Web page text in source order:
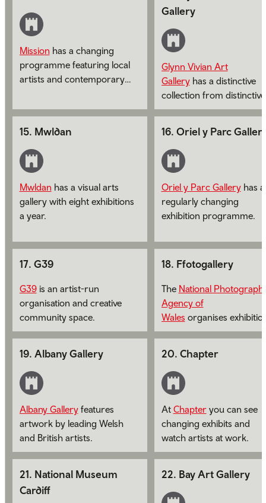
Mission has a changing
programme featuring local
artists and contemporary
Gallery
Glynn Vivian Art
Galleryhas a distinctive
collection from distinctive
collection formed over
from today's artists.
15. Mwldan
Mwldan has a visual arts
gallery with eight exhibitions
a year.
16. Oriel y Parc
Oriel y Parc Galleryhas a
regularly changing
exhibition programme.
17. G39
G39is an artist-run
organisation and creative
community space.
18. Ffotogallery
The National
Agency of
Wales organises
by photographers from
19. Albany Gallery
Albany Galleryfeatures
artwork by leading Welsh
and British artists.
20. Chapter
At Chapteryou can see
changing exhibits and
watch artists at work.
21. National Museum
Cardiff
22. Bay Art Gallery